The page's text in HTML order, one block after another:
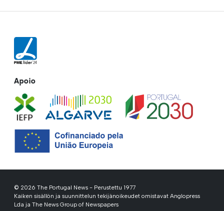
Apoio
© 2026 The Portugal News - Perustettu 1977
Kaiken sisällön ja suunnittelun tekijänoikeudet omistavat Anglopress
Lda ja The News Group of Newspapers